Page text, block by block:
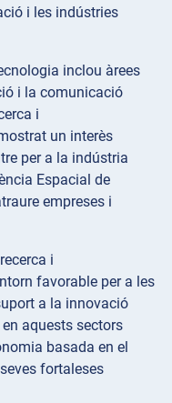
i les indústries
inclou àrees
i la comunicació
i
un interès
per a la indústria
Espacial de
empreses i
i
favorable per a les
a la innovació
aquests sectors
basada en el
fortaleses